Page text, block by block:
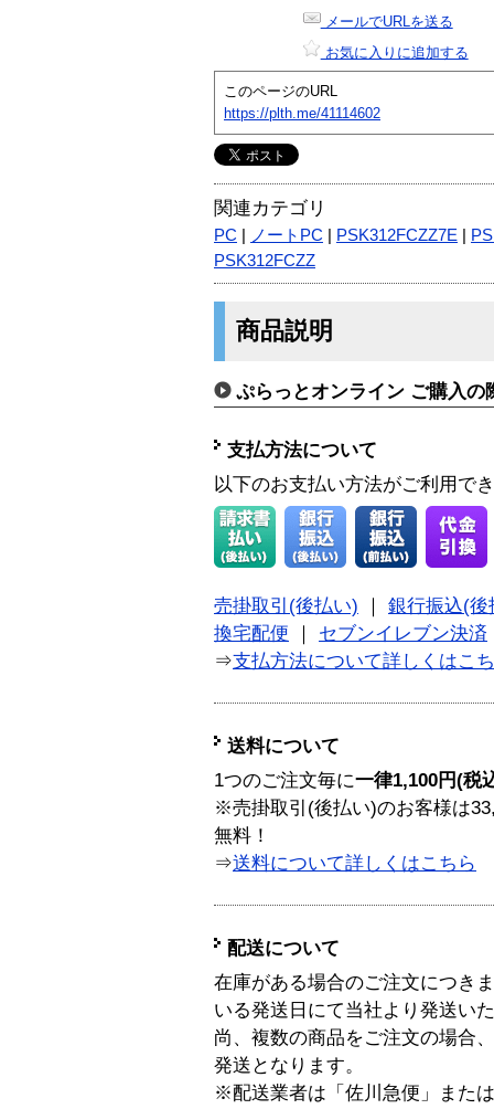
メールでURLを送る
お気に入りに追加する
このページのURL
https://plth.me/41114602
関連カテゴリ
PC ノートPC PSK312FCZZ7E
PSK312FCZZ
商品説明
ぷらっとオンライン ご購入の
支払方法について
以下のお支払い方法がご利用で
売掛取引(後払い)
銀行振込(後
換宅配便
セブンイレブン決済
⇒支払方法について詳しくはこ
送料について
1つのご注文毎に一律1,100円(税
※売掛取引(後払い)のお客様は
無料！
⇒送料について詳しくはこちら
配送について
在庫がある場合のご注文につき
いる発送日にて当社より発送い
尚、複数の商品をご注文の場合
発送となります。
※配送業者は「佐川急便」また